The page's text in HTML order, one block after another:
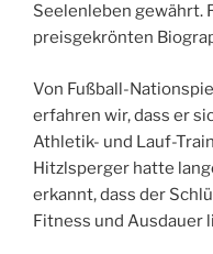
Seelenleben gewährt.
preisgekrönten
Von Fußball-
erfahren wir, dass er
Athletik- und Lauf-
Hitzlsperger hatte
erkannt, dass der
Fitness und Ausdauer